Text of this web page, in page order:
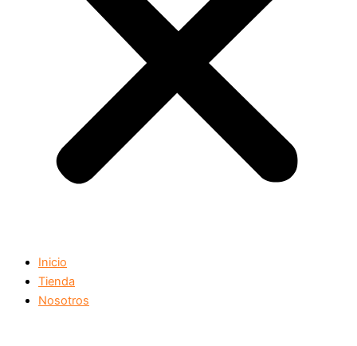
Inicio
Tienda
Nosotros